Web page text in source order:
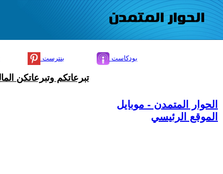
بنترست بودكاست
تبرعاتكم وتبرعاتكن
الحوار المتمدن - موبايل
الموقع الرئيسي